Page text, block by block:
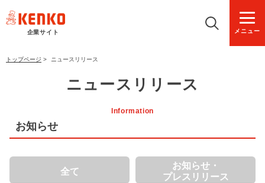
企業サイト メニュー
トップページ > ニュースリリース
ニュースリリース
Information
お知らせ
全て
お知らせ・
プレスリリース